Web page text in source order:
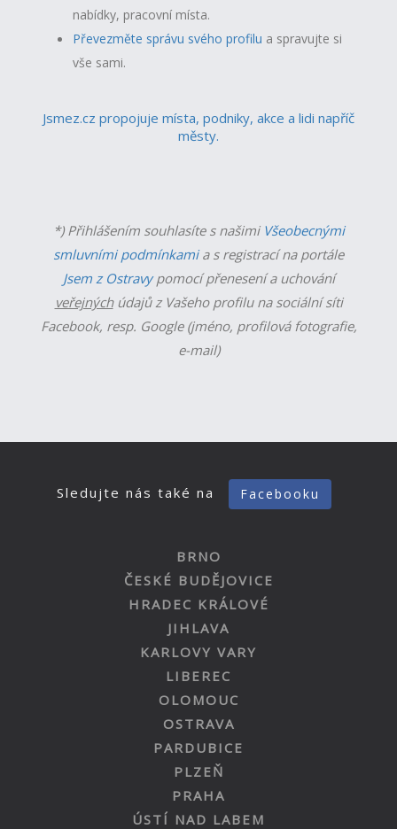
nabídky, pracovní místa.
Převezměte správu svého profilu a spravujte si
vše sami.
Jsmez.cz propojuje místa, podniky, akce a lidi napříč
městy.
*) Přihlášením souhlasíte s našimi Všeobecnými
smluvními podmínkamia s registrací na portále
Jsem z Ostravypomocí přenesení a uchování
veřejnýchúdajů z Vašeho profilu na sociální síti
Facebook, resp. Google (jméno, profilová fotografie,
e-mail)
Sledujte nás také na Facebooku
BRNO
ČESKÉ BUDĚJOVICE
HRADEC KRÁLOVÉ
JIHLAVA
KARLOVY VARY
LIBEREC
OLOMOUC
OSTRAVA
PARDUBICE
PLZEŇ
PRAHA
ÚSTÍ NAD LABEM